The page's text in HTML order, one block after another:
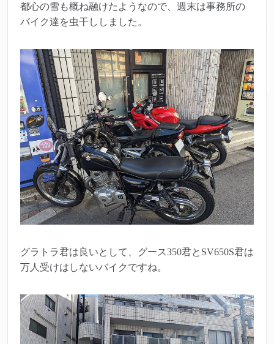
都心の雪も概ね融けたようなので、週末は事務所の
バイク達を虫干ししました。
グラトラ君は良いとして、グース350君とSV650S君は
万人受けはしないバイクですね。